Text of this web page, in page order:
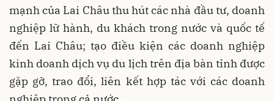
mạnh của Lai Châu thu hút các nhà đầu tư, doanh
nghiệp lữ hành, du khách trong nước và quốc tế
đến Lai Châu; tạo điều kiện các doanh nghiệp
kinh doanh dịch vụ du lịch trên địa bàn tỉnh được
gặp gỡ, trao đổi, liên kết hợp tác với các doanh